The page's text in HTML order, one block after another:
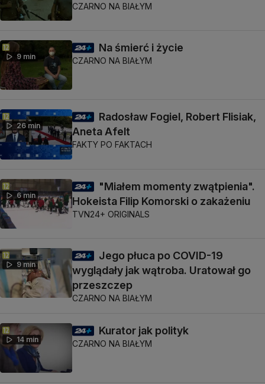
CZARNO NA BIAŁYM
9 min
Na śmierć i życie
CZARNO NA BIAŁYM
26 min
Radosław Fogiel, Robert Flisiak,
Aneta Afelt
FAKTY PO FAKTACH
6 min
"Miałem momenty zwątpienia".
Hokeista Filip Komorski o zakażeniu
TVN24+ ORIGINALS
9 min
Jego płuca po COVID-19
wyglądały jak wątroba. Uratował go
przeszczep
CZARNO NA BIAŁYM
14 min
Kurator jak polityk
CZARNO NA BIAŁYM